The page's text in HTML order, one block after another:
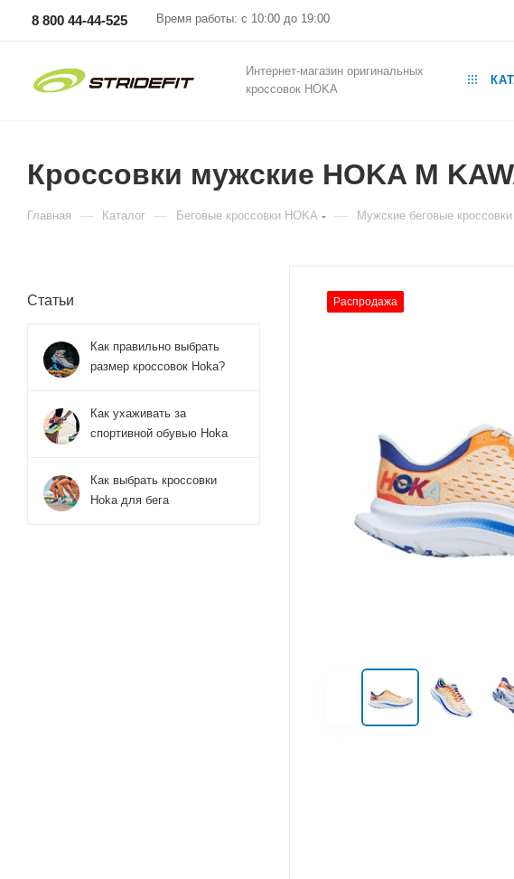
8 800 44-44-525 Время работы: с 10:00 до 19:00
Интернет-магазин оригинальных
кроссовок HOKA
Кроссовки мужские HOKA M
Главная — Каталог — Беговые кроссовки HOKA — Мужские беговые
Распродажа
Статьи
Как правильно выбрать
размер кроссовок Hoka?
Как ухаживать за
спортивной обувью Hoka
Как выбрать кроссовки
Hoka для бега